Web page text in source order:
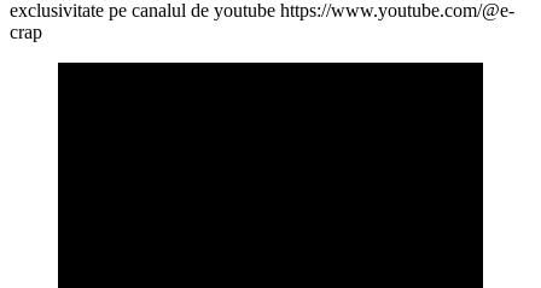
exclusivitate pe canalul de youtube https://www.youtube.com/@e-
crap